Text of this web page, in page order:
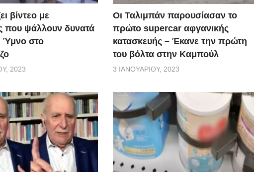
βίντεο με
που ψάλλουν δυνατά
Ύμνο στο
2023
Οι Ταλιμπάν παρουσίασαν το
πρώτο supercar αφγανικής
κατασκευής – Έκανε την πρώτη
του βόλτα στην Καμπούλ
3 ΙΑΝΟΥΑΡΊΟΥ, 2023